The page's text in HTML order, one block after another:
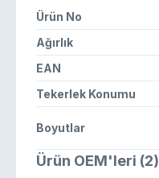
Ürün No
Ağırlık
EAN
Tekerlek Konumu
Boyutlar
Ürün OEM'leri (2)